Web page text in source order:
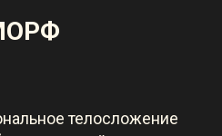
телосложение